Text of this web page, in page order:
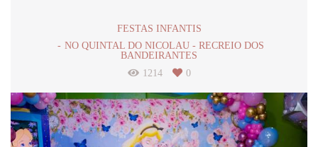
FESTAS INFANTIS
NO QUINTAL DO NICOLAU - RECREIO DOS
BANDEIRANTES
1214
0